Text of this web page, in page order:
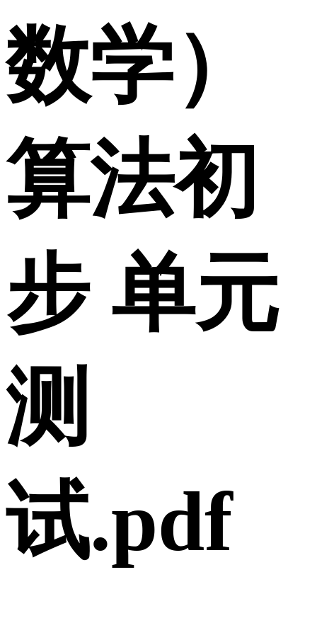
数学）
算法初
步 单元
测
试.pdf